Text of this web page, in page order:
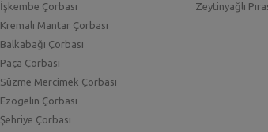
İşkembe Çorbası
Kremalı Mantar Çorbası
Balkabağı Çorbası
Paça Çorbası
Süzme Mercimek Çorbası
Ezogelin Çorbası
Şehriye Çorbası
Zeytinyağlı